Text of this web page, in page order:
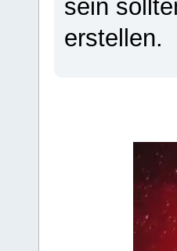
sein
erstellen.